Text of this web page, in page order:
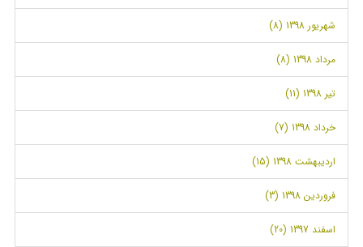
شهریور 1398 (8)
مرداد 1398 (8)
تیر 1398 (11)
خرداد 1398 (7)
اردیبهشت 1398 (15)
فروردین 1398 (3)
اسفند 1397 (20)